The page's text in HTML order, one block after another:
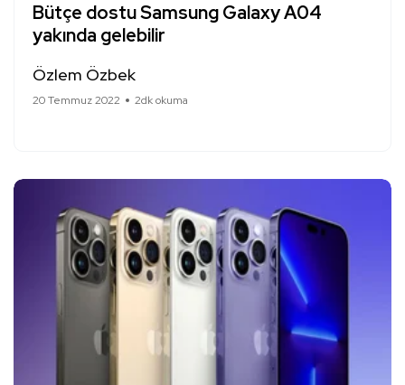
Bütçe dostu Samsung Galaxy A04
yakında gelebilir
Özlem Özbek
20 Temmuz 2022 2dk okuma